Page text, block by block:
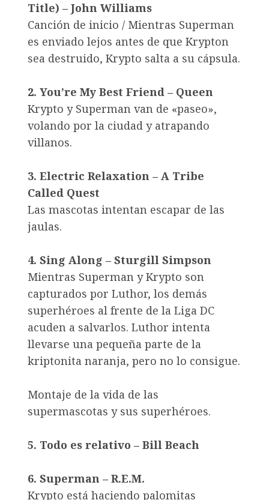
Title) – John Williams
Canción de inicio / Mientras Superman
es enviado lejos antes de que Krypton
sea destruido, Krypto salta a su cápsula.
2. You’re My Best Friend – Queen
Krypto y Superman van de «paseo»,
volando por la ciudad y atrapando
villanos.
3. Electric Relaxation – A Tribe
Called Quest
Las mascotas intentan escapar de las
jaulas.
4. Sing Along – Sturgill Simpson
Mientras Superman y Krypto son
capturados por Luthor, los demás
superhéroes al frente de la Liga DC
acuden a salvarlos. Luthor intenta
llevarse una pequeña parte de la
kriptonita naranja, pero no lo consigue.
Montaje de la vida de las
supermascotas y sus superhéroes.
5. Todo es relativo – Bill Beach
6. Superman – R.E.M.
Krypto está haciendo palomitas